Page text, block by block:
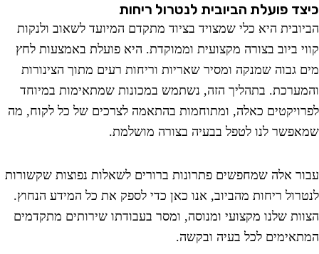
פועלת הביובית לנטרול ריחות
היא כלי שמצויד בציוד מתקדם המיועד לשאוב ולנקות
ביוב בצורה מקצועית וממוקדת. היא פועלת באמצעות לחץ
גבוה שמנקה ומסיר שאריות וריחות רעים מתוך הצינורות
בתהליך הזה, נשתמש במכונות שמתאימות במיוחד
כאלה, ומתוחמות בהתאמה לצרכים של כל לקוח, מה
לנו לטפל בבעיה בצורה מושלמת.
אלה שמחפשים פתרונות ברורים לשאלות נפוצות שקשורות
ריחות מהביוב, אנו כאן כדי לספק את כל המידע הנחוץ.
שלנו מקצועי ומנוסה, ומסר בעבודתו שירותים מתקדמים
לכל בעיה ובקשה.